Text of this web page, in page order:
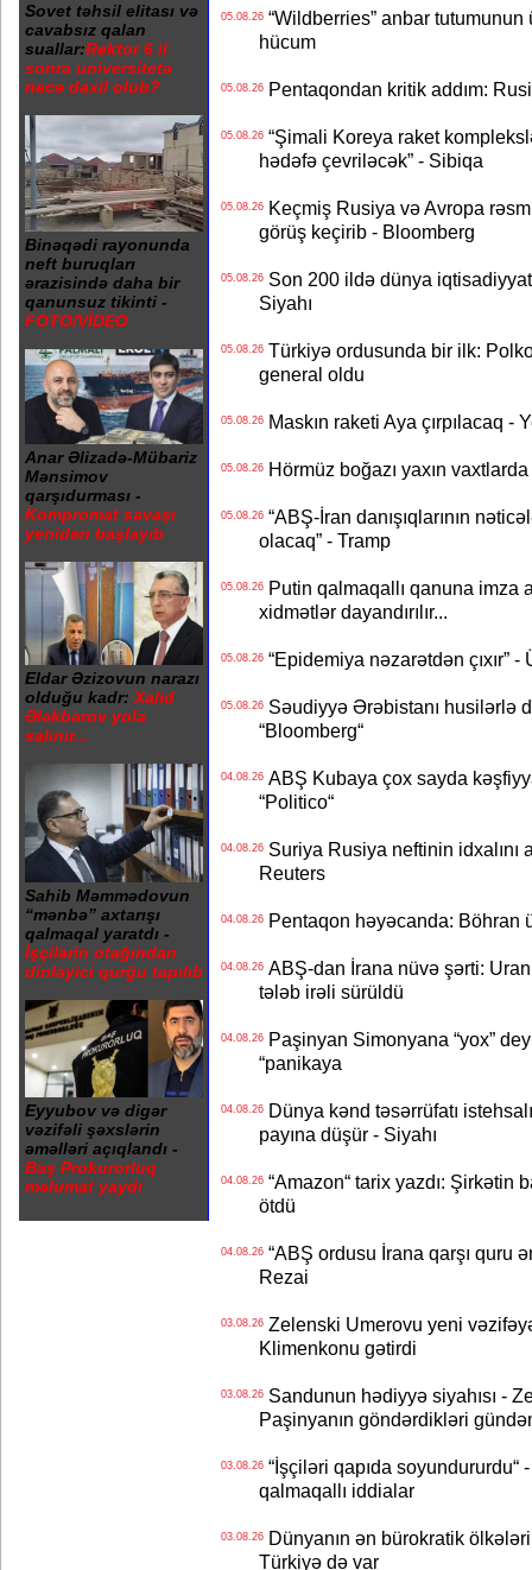
Sovet təhsil elitası və
cavabsız qalan
suallar:Rektor 6 il
sonra universitetə
necə daxil olub?
Binəqədi rayonunda
neft buruqları
ərazisində daha bir
qanunsuz tikinti -
FOTO/VİDEO
Anar Əlizadə-Mübariz
Mənsimov
qarşıdurması -
Kompromat savaşı
yenidən başlayıb
Eldar Əzizovun narazı
olduğu kadr: Xalid
Ələkbərov yola
salınır...
Sahib Məmmədovun
“mənbə” axtarışı
qalmaqal yaratdı -
İşçilərin otağından
dinləyici qurğu tapılıb
Eyyubov və digər
vəzifəli şəxslərin
əməlləri açıqlandı -
Baş Prokurorluq
məlumat yaydı
05.08.26“Wildberries” anbar tutumunun
hücum
05.08.26Pentaqondan kritik addım:
05.08.26“Şimali Koreya raket
hədəfə çevriləcək” - Sibiqa
05.08.26Keçmiş Rusiya və Avropa
görüş keçirib - Bloomberg
05.08.26Son 200 ildə dünya
Siyahı
05.08.26Türkiyə ordusunda bir ilk:
general oldu
05.08.26Maskın raketi Aya çırpılacaq -
05.08.26Hörmüz boğazı yaxın
05.08.26“ABŞ-İran danışıqlarının
olacaq” - Tramp
05.08.26Putin qalmaqallı qanuna imza
xidmətlər dayandırılır...
05.08.26“Epidemiya nəzarətdən çıxır” -
05.08.26Səudiyyə Ərəbistanı husilərlə
“Bloomberg“
04.08.26ABŞ Kubaya çox sayda
“Politico“
04.08.26Suriya Rusiya neftinin idxalını
Reuters
04.08.26Pentaqon həyəcanda: Böhran
04.08.26ABŞ-dan İrana nüvə şərti: Uran
tələb irəli sürüldü
04.08.26Paşinyan Simonyana “yox”
“panikaya
04.08.26Dünya kənd təsərrüfatı
payına düşür - Siyahı
04.08.26“Amazon“ tarix yazdı: Şirkətin
ötdü
04.08.26“ABŞ ordusu İrana qarşı quru
Rezai
03.08.26Zelenski Umerovu yeni
Klimenkonu gətirdi
03.08.26Sandunun hədiyyə siyahısı -
Paşinyanın göndərdikləri
03.08.26“İşçiləri qapıda soyundururdu“
qalmaqallı iddialar
03.08.26Dünyanın ən bürokratik ölkələri
Türkiyə də var